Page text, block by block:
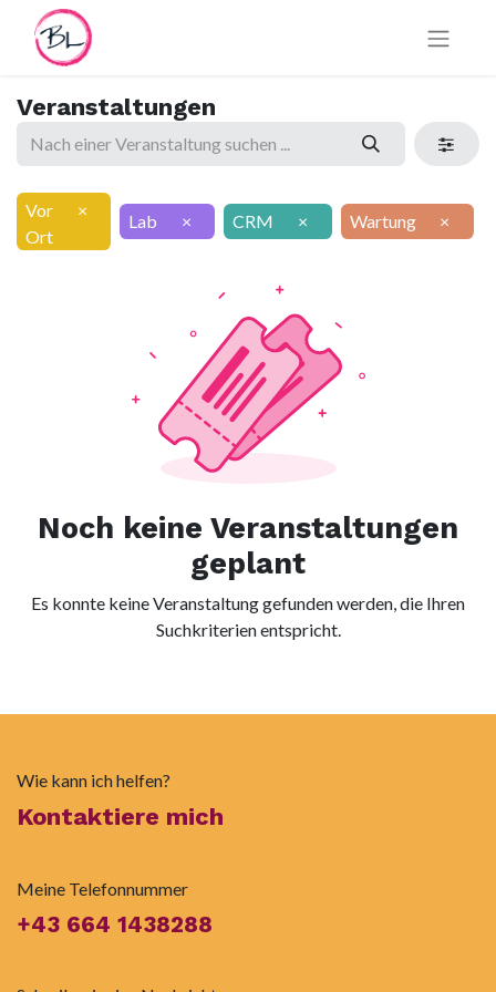
Veranstaltungen
Vor
Ort
×
Lab × CRM × Wartung ×
Noch keine Veranstaltungen
geplant
Es konnte keine Veranstaltung gefunden werden, die Ihren
Suchkriterien entspricht.
Wie kann ich helfen?
Kontaktiere mich
Meine Telefonnummer
+43 664 1438288